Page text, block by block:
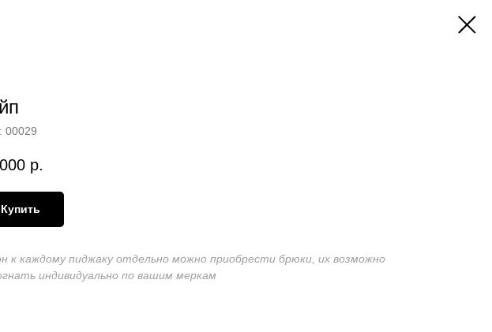
00029
р.
Купить
к каждому пиджаку отдельно можно приобрести брюки, их возможно
индивидуально по вашим меркам